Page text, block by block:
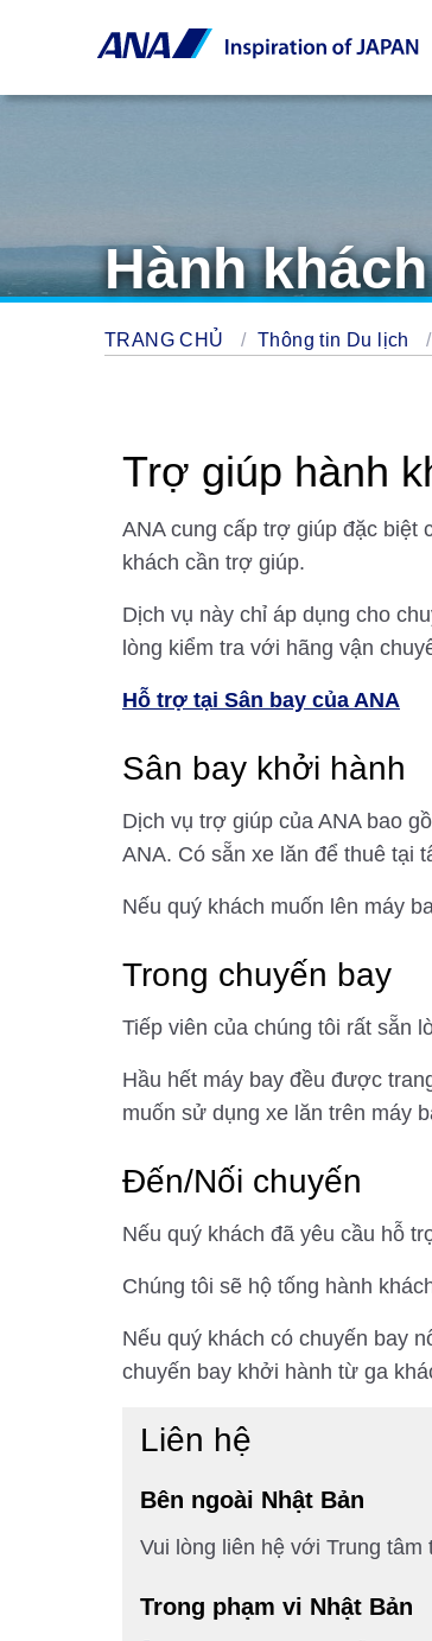
Hành
TRANG CHỦ Thông tin Du lịch
Trợ giúp hành
ANA cung cấp trợ giúp đặc biệt
khách cần trợ giúp.
Dịch vụ này chỉ áp dụng cho
lòng kiểm tra với hãng vận
Hỗ trợ tại Sân bay của ANA
Sân bay khởi hành
Dịch vụ trợ giúp của ANA bao
ANA. Có sẵn xe lăn để thuê tại
Nếu quý khách muốn lên máy
Trong chuyến bay
Tiếp viên của chúng tôi rất sẵn
Hầu hết máy bay đều được
muốn sử dụng xe lăn trên máy
Đến/Nối chuyến
Nếu quý khách đã yêu cầu hỗ
Chúng tôi sẽ hộ tống hành
Nếu quý khách có chuyến bay
chuyến bay khởi hành từ ga
Liên hệ
Bên ngoài Nhật Bản
Vui lòng liên hệ với Trung
Trong phạm vi Nhật Bản